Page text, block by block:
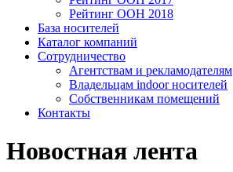
Рейтинг OOH 2018
База носителей
Каталог компаний
Сотрудничество
Агентствам и рекламодателям
Владельцам indoor носителей
Собственникам помещений
Контакты
Новостная лента